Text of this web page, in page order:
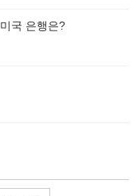
국 은행은?